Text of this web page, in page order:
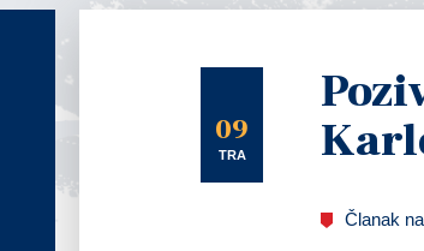
09
TRA
Članak